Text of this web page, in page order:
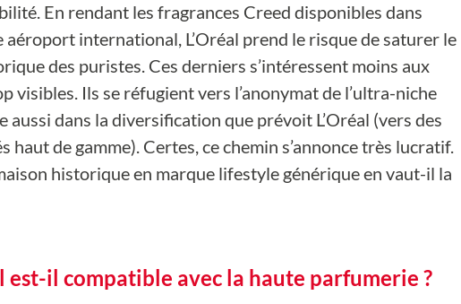
En rendant les fragrances Creed disponibles dans
international, L’Oréal prend le risque de saturer le
des puristes. Ces derniers s’intéressent moins aux
visibles. Ils se réfugient vers l’anonymat de l’ultra-niche
dans la diversification que prévoit L’Oréal (vers des
haut de gamme). Certes, ce chemin s’annonce très lucratif.
historique en marque lifestyle générique en vaut-il la
est-il compatible avec la haute parfumerie ?